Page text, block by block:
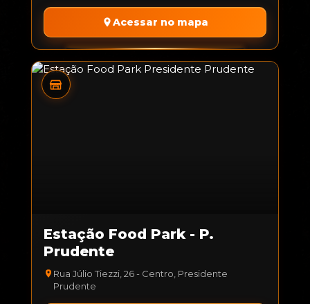
Acessar no mapa
Estação Food Park - P.
Prudente
Rua Júlio Tiezzi, 26 - Centro, Presidente
Prudente